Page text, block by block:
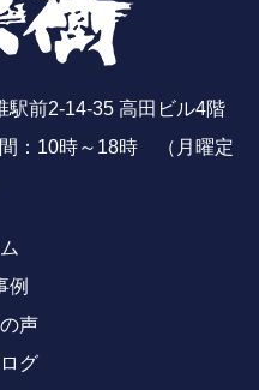
前2-14-35 高田ビル4階
：10時～18時 （月曜定
例
声
グ